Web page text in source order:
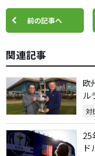
前の記事へ
関連記事
欧
ル
対
25
ド